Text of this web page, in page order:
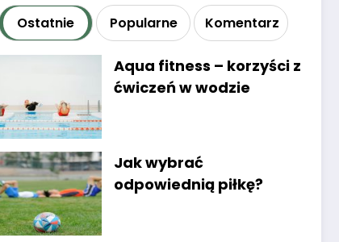
Ostatnie Popularne Komentarz
Aqua fitness – korzyści z
ćwiczeń w wodzie
Jak wybrać
odpowiednią piłkę?